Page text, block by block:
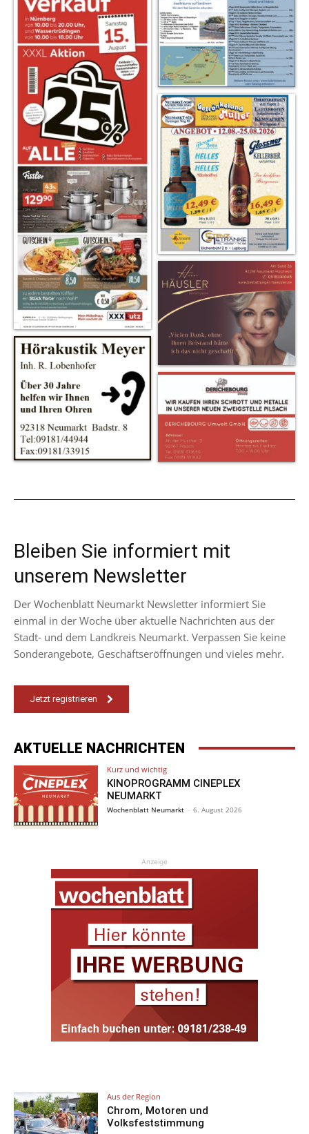
Bleiben Sie informiert mit
unserem Newsletter
Der Wochenblatt Neumarkt Newsletter informiert Sie
einmal in der Woche über aktuelle Nachrichten aus der
Stadt- und dem Landkreis Neumarkt. Verpassen Sie keine
Sonderangebote, Geschäftseröffnungen und vieles mehr.
Jetzt registrieren
AKTUELLE NACHRICHTEN
Kurz und wichtig
KINOPROGRAMM CINEPLEX
NEUMARKT
Wochenblatt Neumarkt - 6. August 2026
Anzeige
Aus der Region
Chrom, Motoren und
Volksfeststimmung